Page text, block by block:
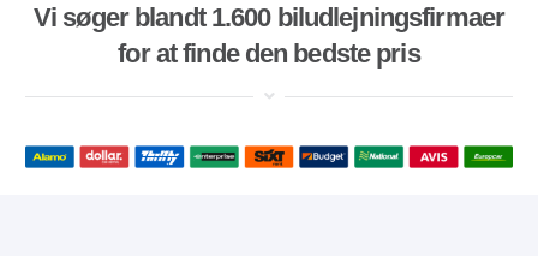
Vi søger blandt 1.600 biludlejningsfirmaer
for at finde den bedste pris